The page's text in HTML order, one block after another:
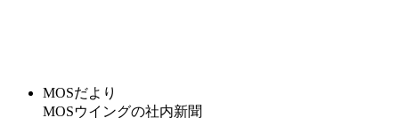
MOSだより
MOSウイングの社内新聞